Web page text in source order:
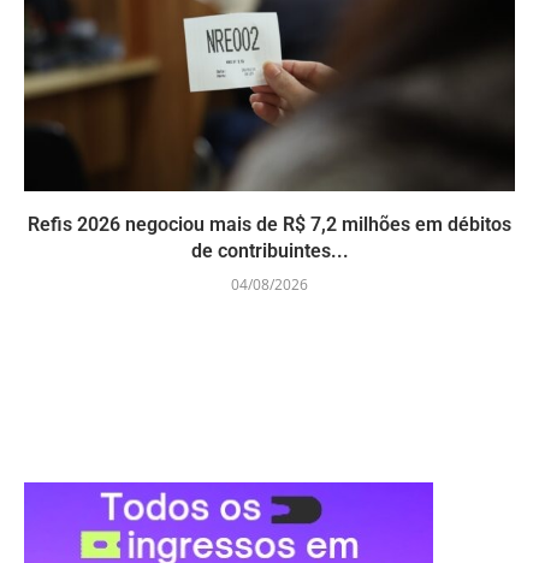
Refis 2026 negociou mais de R$ 7,2 milhões em débitos
de contribuintes...
04/08/2026